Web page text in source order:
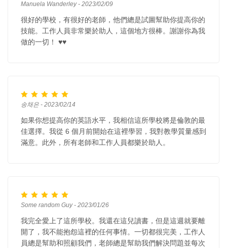
Manuela Wanderley - 2023/02/09
很好的學校，有很好的老師，他們總是試圖幫助你提高你的
技能。工作人員非常樂於助人，這個地方很棒。謝謝你為我
做的一切！ ♥️♥️
송채은 - 2023/02/14
如果你想提高你的英語水平，我相信這所學校將是倫敦的最
佳選擇。我從 6 個月前開始在這裡學習，我對教學質量感到
滿意。此外，所有老師和工作人員都樂於助人。
Some random Guy - 2023/01/26
我完全愛上了這所學校。我還在這兒讀書，但是這週就要離
開了，我不能抱怨這裡的任何事情。一切都很完美，工作人
員總是幫助和照顧我們，老師總是幫助我們解決問題並每次